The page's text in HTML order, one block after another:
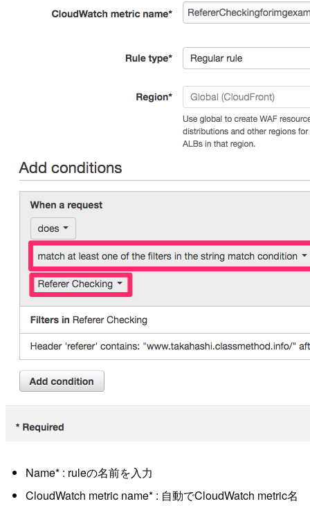
Name* : ruleの名前を入力
CloudWatch metric name* : 自動でCloudWatch metric名